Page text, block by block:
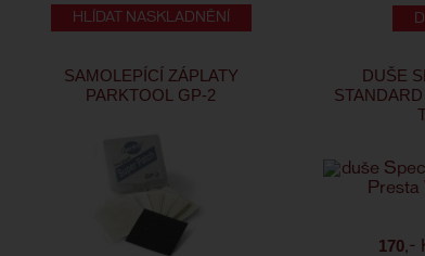
HLÍDAT NASKLADNĚNÍ
SAMOLEPÍCÍ ZÁPLATY
PARKTOOL GP-2
DUŠE
170,-